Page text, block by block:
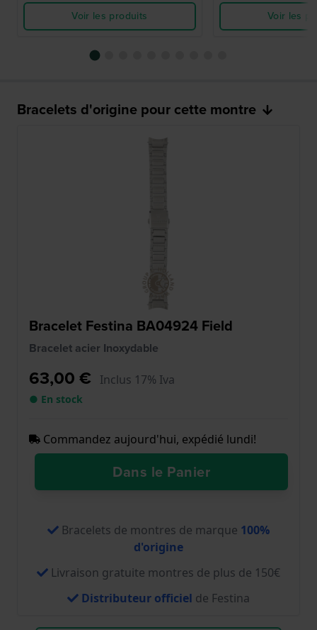
Voir les produits
Voir les
Bracelets d'origine pour cette montre
Bracelet Festina BA04924 Field
Bracelet acier Inoxydable
63,00 € Inclus 17% Iva
● En stock
Commandez aujourd'hui, expédié lundi!
Dans le Panier
Bracelets de montres de marque 100%
d'origine
Livraison gratuite montres de plus de 150€
Distributeur officiel de Festina